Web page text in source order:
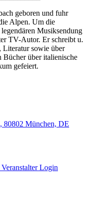
geboren und fuhr
Alpen. Um die
Musiksendung
TV-Autor. Er schreibt u.
sowie über
Bücher über italienische
gefeiert.
München, DE
Veranstalter Login